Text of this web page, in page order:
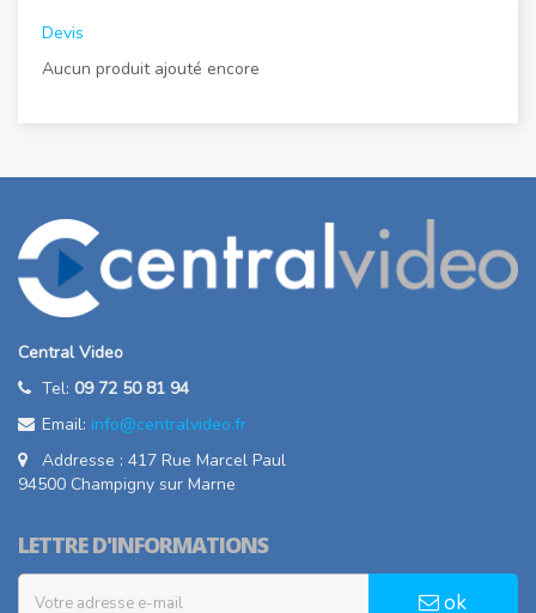
Devis
Aucun produit ajouté encore
Central Video
Tel: 09 72 50 81 94
Email: info@centralvideo.fr
Addresse : 417 Rue Marcel Paul
94500 Champigny sur Marne
LETTRE D'INFORMATIONS
ok